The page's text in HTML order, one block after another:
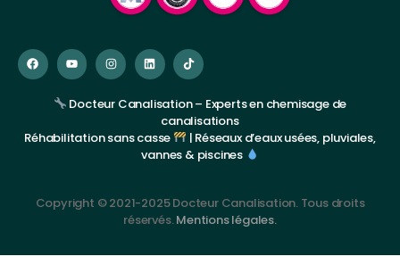
Docteur Canalisation – Experts en chemisage de
canalisations
Réhabilitation sans casse
| Réseaux d’eaux usées, pluviales,
vannes & piscines
Copyright © 2021-2025 Docteur Canalisation. Tous droits
réservés.Mentions légales.